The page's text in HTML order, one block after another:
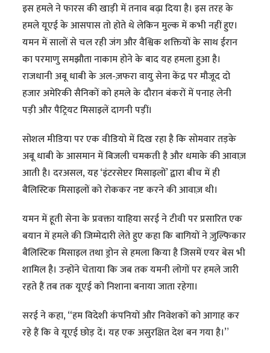
इस हमले ने फारस की खाड़ी में तनाव बढ़ा दिया है। इस तरह के
हमले यूएई के आसपास तो होते थे लेकिन मुल्क में कभी नहीं हुए।
यमन में सालों से चल रही जंग और वैश्विक शक्तियों के साथ ईरान
का परमाणु समझौता नाकाम होने के बाद यह हमला हुआ है।
राजधानी अबू धाबी के अल-ज़फरा वायु सेना केंद्र पर मौजूद दो
हजार अमेरिकी सैनिकों को हमले के दौरान बंकरों में पनाह लेनी
पड़ी और पैट्रियट मिसाइलें दागनी पड़ीं।
सोशल मीडिया पर एक वीडियो में दिख रहा है कि सोमवार तड़के
अबू धाबी के आसमान में बिजली चमकती है और धमाके की आवाज़
आती है। दरअसल, यह ‘इंटरसेप्टर मिसाइलों’ द्वारा बीच में ही
बैलिस्टिक मिसाइलों को रोककर नष्ट करने की आवाज़ थी।
यमन में हूती सेना के प्रवक्ता याहिया सरई ने टीवी पर प्रसारित एक
बयान में हमले की जिम्मेदारी लेते हुए कहा कि बागियों ने ज़ुल्फिकार
बैलिस्टिक मिसाइल तथा ड्रोन से हमला किया है जिसमें एयर बेस भी
शामिल है। उन्होंने चेताया कि जब तक यमनी लोगों पर हमले जारी
रहते हैं तब तक यूएई को निशाना बनाया जाता रहेगा।
सरई ने कहा, “हम विदेशी कंपनियों और निवेशकों को आगाह कर
रहे हैं कि वे यूएई छोड़ दें। यह एक असुरक्षित देश बन गया है।”